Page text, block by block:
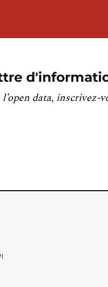
data, inscrivez-